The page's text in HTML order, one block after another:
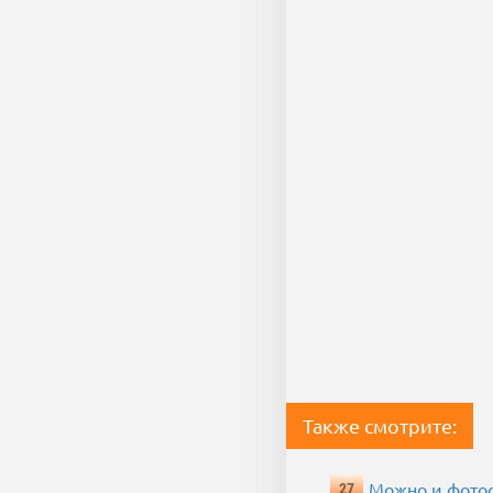
Также смотрите:
27 Можно и